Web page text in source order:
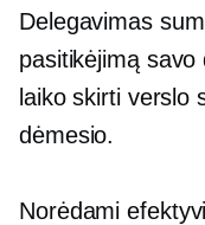
Delegavimas
pasitikėjimą savo
laiko skirti verslo
dėmesio.
Norėdami